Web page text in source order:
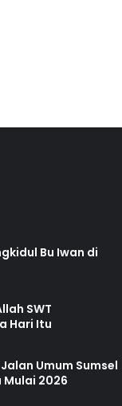
Bu Iwan di
SWT
Hari Itu
Umum Sumsel
2026